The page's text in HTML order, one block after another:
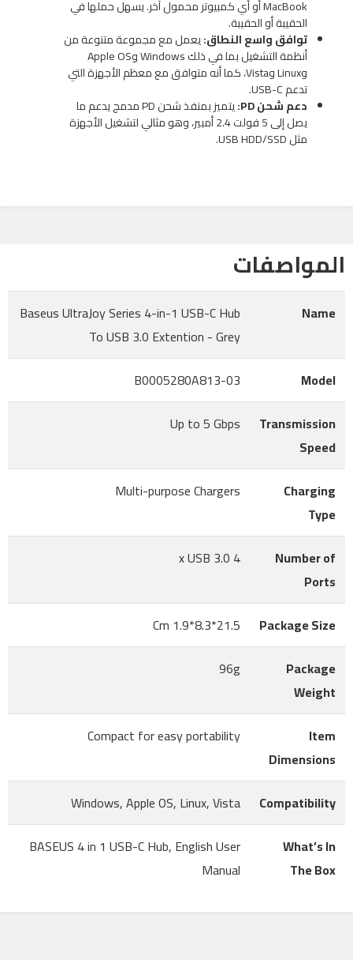
MacBook أو أي كمبيوتر محمول آخر. يسهل حملها في
الحقيبة أو الحقيبة.
توافق واسع النطاق:يعمل مع مجموعة متنوعة من
أنظمة التشغيل بما في ذلك Windows وApple OS
وLinux وVista، كما أنه متوافق مع معظم الأجهزة التي
تدعم USB-C.
دعم شحن PD:
يتميز بمنفذ شحن PD مدمج يدعم ما
يصل إلى 5 فولت 2.4 أمبير، وهو مثالي لتشغيل الأجهزة
مثل USB HDD/SSD.
المواصفات
Name
Baseus UltraJoy Series 4-in-1 USB-C Hub
To USB 3.0 Extention - Grey
Model
B0005280A813-03
Transmission
Speed
Up to 5 Gbps
Charging
Type
Multi-purpose Chargers
Number of
Ports
4 x USB 3.0
Package Size
21.5*8.3*1.9 Cm
Package
Weight
96g
Item
Dimensions
Compact for easy portability
Compatibility
Windows, Apple OS, Linux, Vista
What’s In
The Box
BASEUS 4 in 1 USB-C Hub, English User
Manual